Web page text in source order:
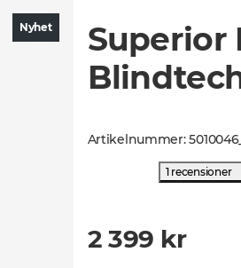
Nyhet
Superior
Artikelnummer:5010046
1 recensioner
2 399 kr